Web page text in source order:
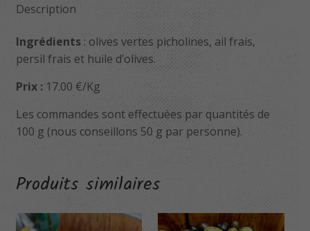
Description
Ingrédients: olives vertes picholines, ail frais,
persil frais et huile d’olives.
Prix :17.00 €/Kg
Les commandes sont effectuées par quantités de
100 g (nous conseillons 50 g par personne).
Produits similaires